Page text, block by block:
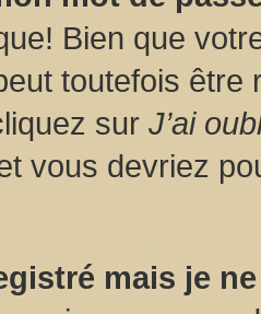
Bien que
toutefois être
sur J’ai
vous devriez
mais je